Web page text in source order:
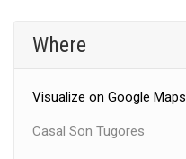
Where
Visualize on Google Maps
Casal Son Tugores